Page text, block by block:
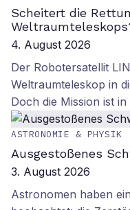
Scheitert die
4. August 2026
Der Robotersatellit
Weltraumteleskop in
Doch die Mission ist
ASTRONOMIE & PHYSIK
Ausgestoßenes
3. August 2026
Astronomen haben